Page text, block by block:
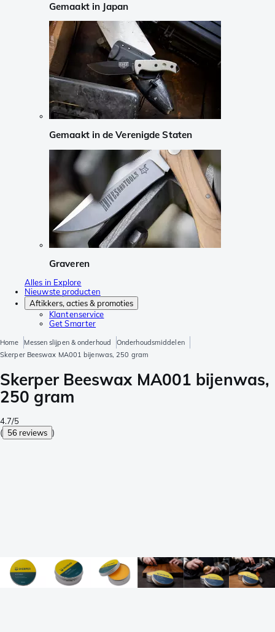
Gemaakt in Japan
Gemaakt in de Verenigde Staten
Graveren
Alles in Explore
Nieuwste producten
Aftikkers, acties & promoties
Klantenservice
Get Smarter
Home Messen slijpen & onderhoud
Onderhoudsmiddelen
Skerper Beeswax MA001 bijenwas, 250 gram
Skerper Beeswax MA001 bijenwas,
250 gram
4.7/5
( 56 reviews )